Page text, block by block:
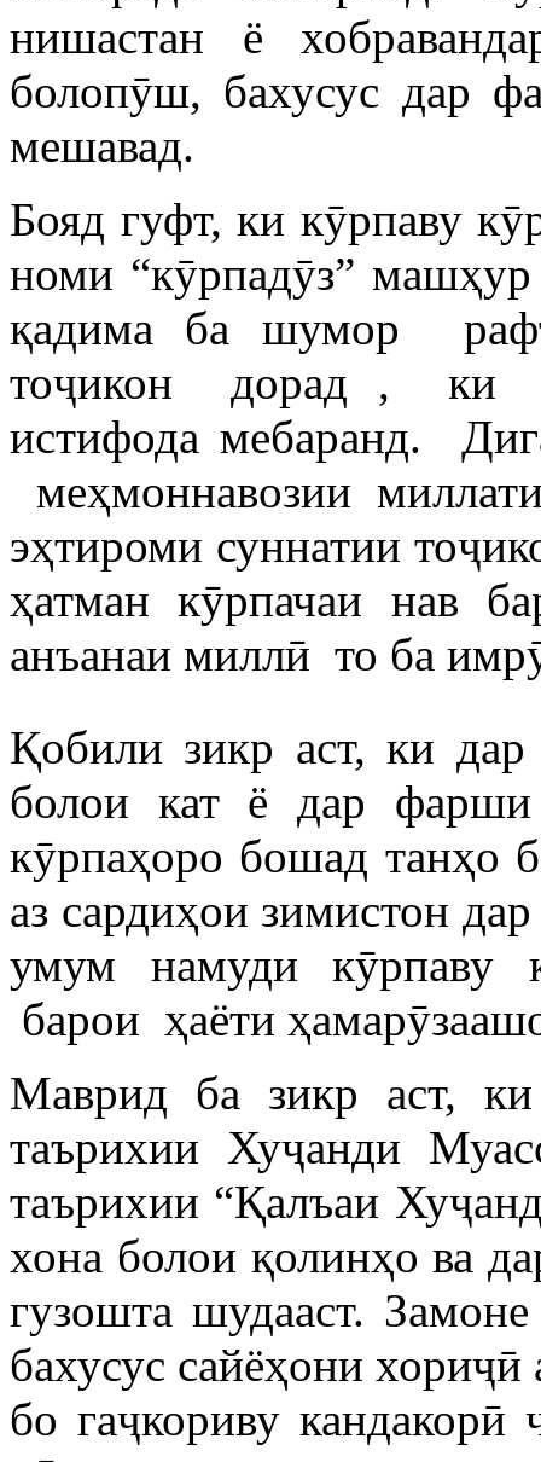
нишастан ё
болопӯш, бахусус дар
мешавад.
Бояд гуфт, ки кӯрпаву
номи “кӯрпадӯз”
қадима ба шумор
тоҷикон дорад , ки
истифода мебаранд.
меҳмоннавозии
эҳтироми суннатии
ҳатман кӯрпачаи нав
анъанаи миллӣ то ба
Қобили зикр аст, ки
болои кат ё дар фарши
кӯрпаҳоро бошад
аз сардиҳои зимистон
умум намуди кӯрпаву
барои ҳаёти
Маврид ба зикр аст,
таърихии Хуҷанди
таърихии “Қалъаи
хона болои қолинҳо ва
гузошта шудааст.
бахусус сайёҳони хориҷӣ
бо гаҷкориву